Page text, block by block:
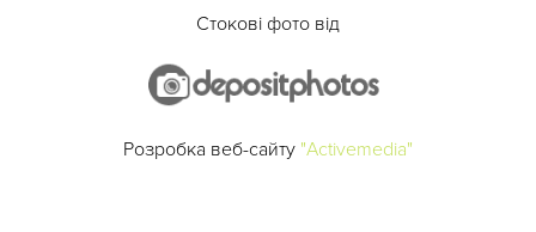
Стокові фото від
Розробка веб-сайту "Activemedia"